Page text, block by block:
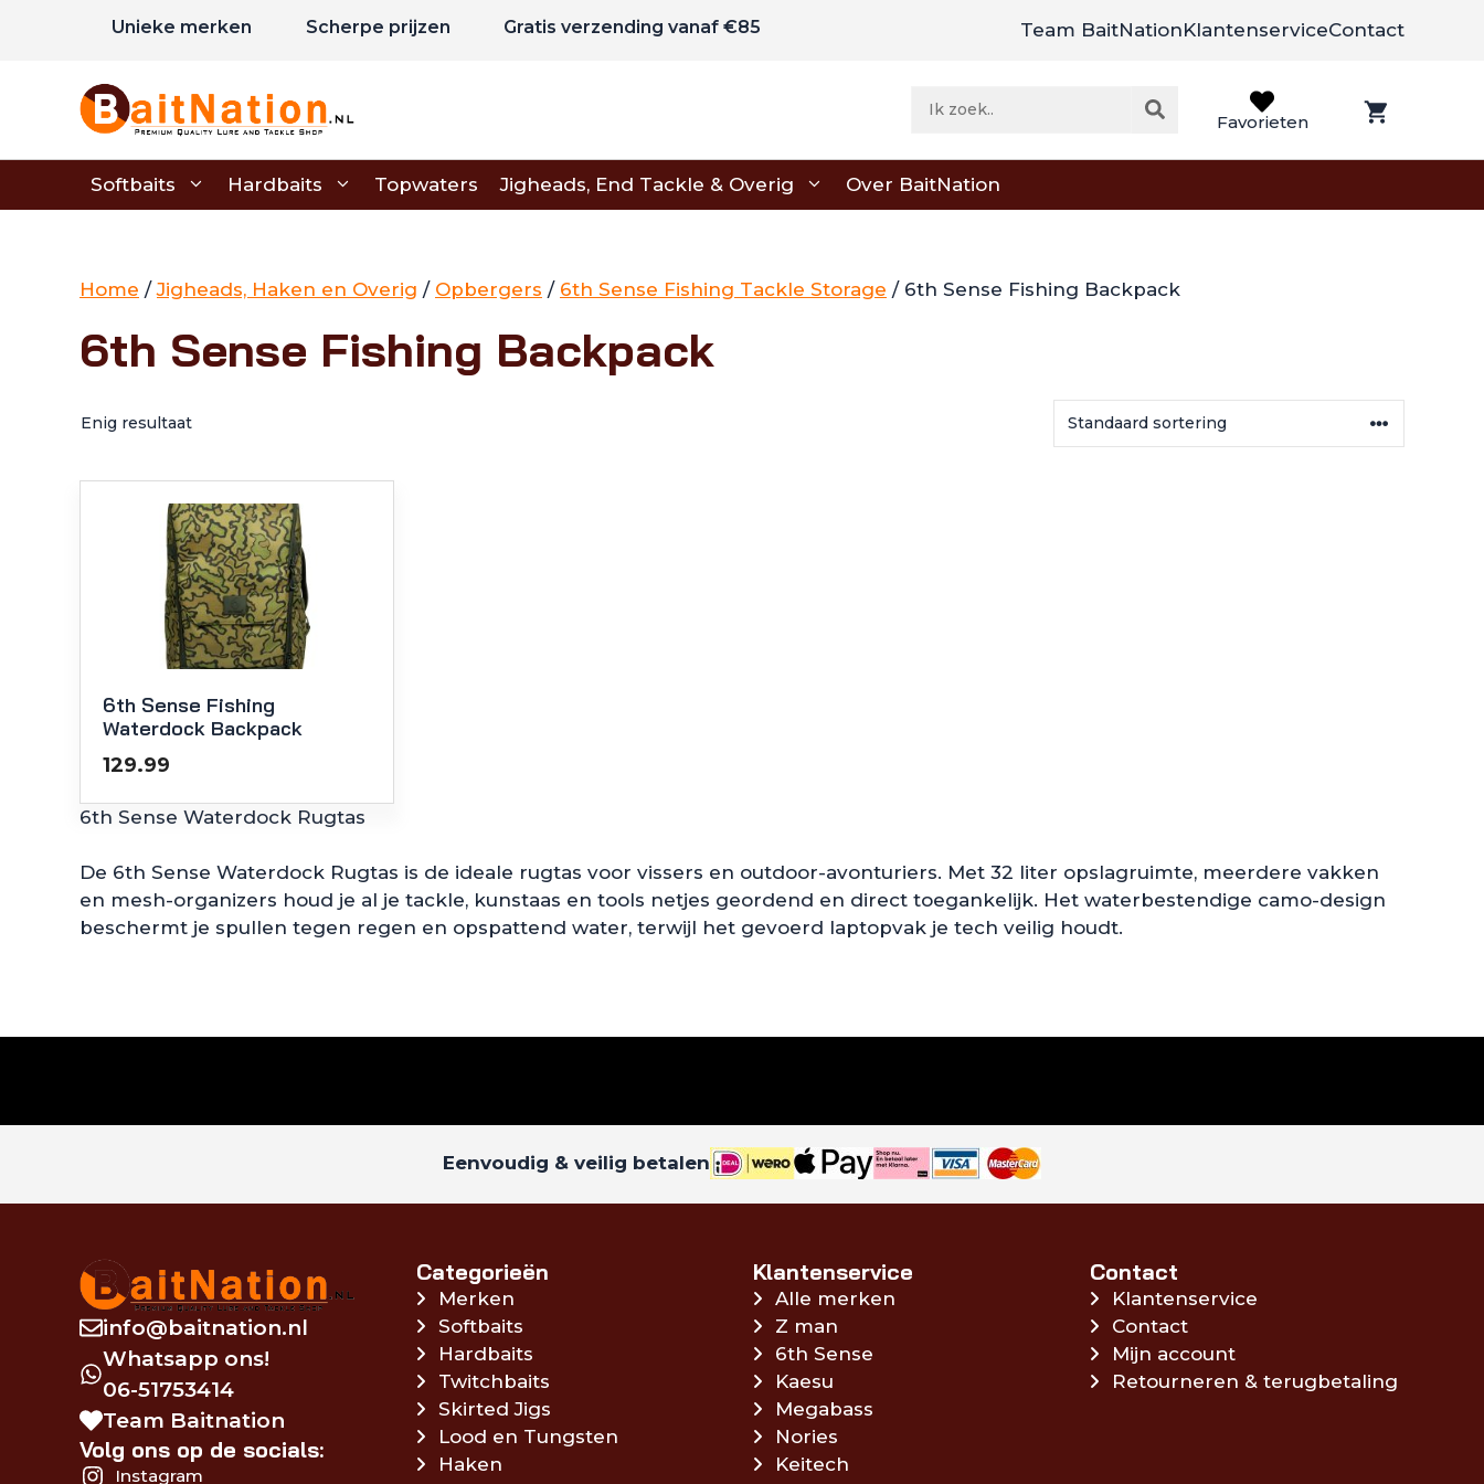
Unieke merken Scherpe prijzen Gratis verzending vanaf €85 Team BaitNationKlantenserviceContact
Favorieten
Softbaits Hardbaits Topwaters Jigheads, End Tackle & Overig Over BaitNation
Home /Jigheads, Haken en Overig / Opbergers / 6th Sense Fishing Tackle Storage / 6th Sense Fishing Backpack
6th Sense Fishing Backpack
Enig resultaat
6th Sense Fishing
Waterdock Backpack
129.99
6th Sense Waterdock Rugtas
De 6th Sense Waterdock Rugtas is de ideale rugtas voor vissers en outdoor-avonturiers. Met 32 liter opslagruimte, meerdere vakken
en mesh-organizers houd je al je tackle, kunstaas en tools netjes geordend en direct toegankelijk. Het waterbestendige camo-design
beschermt je spullen tegen regen en opspattend water, terwijl het gevoerd laptopvak je tech veilig houdt.
Eenvoudig & veilig betalen
info@baitnation.nl
Whatsapp ons!
06-51753414
Team Baitnation
Volg ons op de socials:
Instagram
Categorieën
Merken
Softbaits
Hardbaits
Twitchbaits
Skirted Jigs
Lood en Tungsten
Haken
Klantenservice
Alle merken
Z man
6th Sense
Kaesu
Megabass
Nories
Keitech
Contact
Klantenservice
Contact
Mijn account
Retourneren & terugbetaling